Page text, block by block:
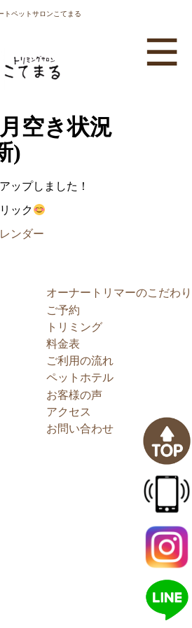
トペットサロンこてまる
空き状況
)
ップしました！
ック
ンダー
オーナートリマーのこだわり
ご予約
トリミング
料金表
ご利用の流れ
ペットホテル
お客様の声
アクセス
お問い合わせ